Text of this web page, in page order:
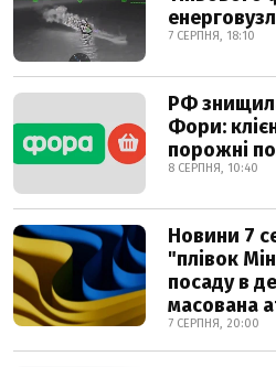
7 СЕРПНЯ, 18:10
РФ
Фори:
порожні
8 СЕРПНЯ, 10:40
Новини 7
"плівок
посаду в
масована
7 СЕРПНЯ, 20:00